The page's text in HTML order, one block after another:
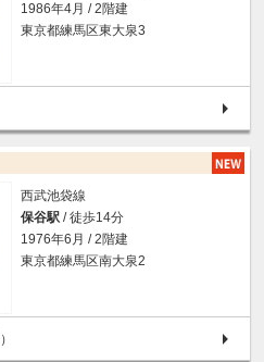
1986年4月 / 2階建
東京都練馬区東大泉3
西武池袋線
保谷駅 / 徒歩14分
1976年6月 / 2階建
東京都練馬区南大泉2
）